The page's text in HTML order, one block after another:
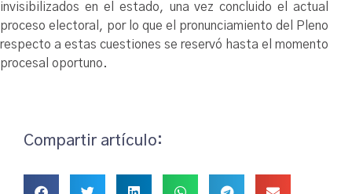
invisibilizados en el estado, una vez concluido el actual
proceso electoral, por lo que el pronunciamiento del Pleno
respecto a estas cuestiones se reservó hasta el momento
procesal oportuno.
Compartir artículo: